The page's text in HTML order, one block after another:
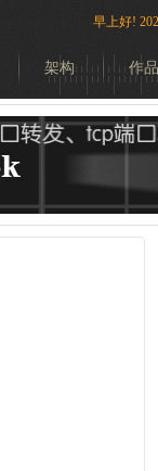
早上好!
架构 作